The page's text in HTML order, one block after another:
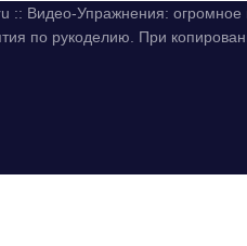
:: Видео-Упражнения:
по рукоделию. При